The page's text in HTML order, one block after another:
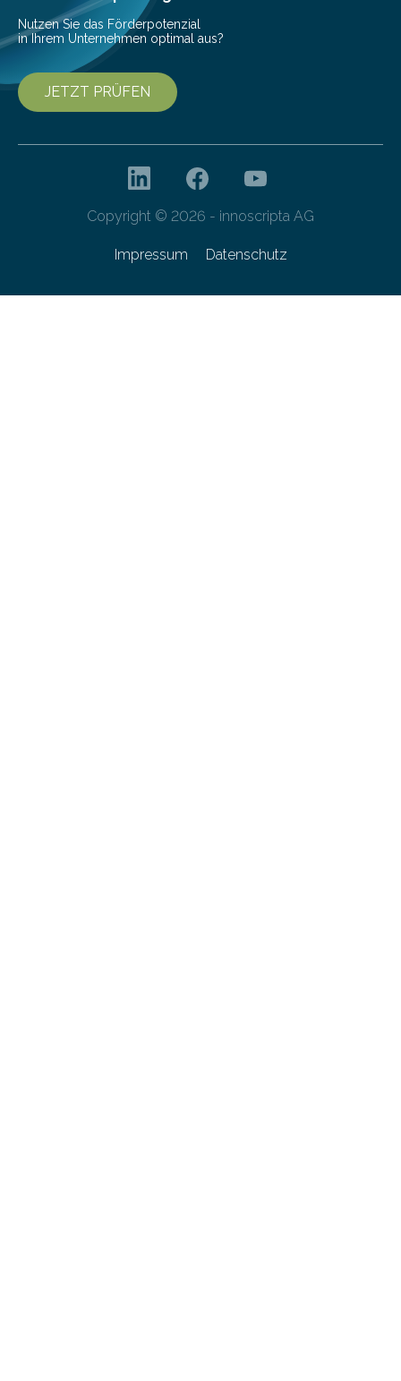
entwickelt. Mit nur…
Nutzen Sie das Förderpotenzial
in Ihrem Unternehmen optimal aus?
JETZT PRÜFEN
Copyright © 2026 - innoscripta AG
Impressum Datenschutz